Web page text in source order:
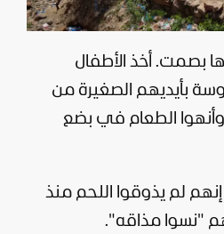
بصمت. أخذ الأطفال
بأيديهم الصغيرة من
وأنهوا الطعام في بضع
لم يذوقوا اللحم منذ
"نسوا مذاقه".